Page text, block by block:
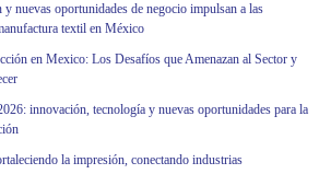
nuevas oportunidades de negocio impulsan a las
textil en México
en Mexico: Los Desafíos que Amenazan al Sector y
innovación, tecnología y nuevas oportunidades para la
la impresión, conectando industrias